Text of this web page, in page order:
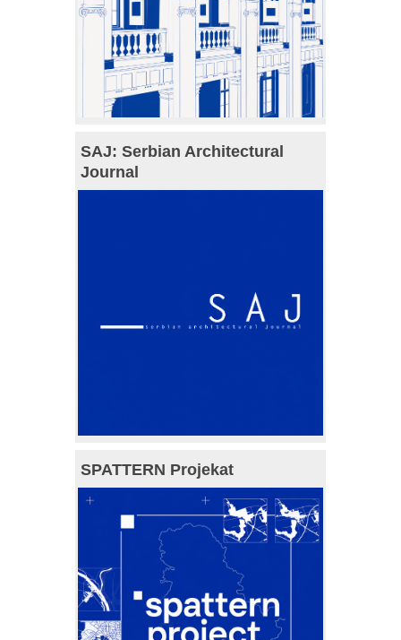
SAJ: Serbian Architectural
Journal
SPATTERN Projekat